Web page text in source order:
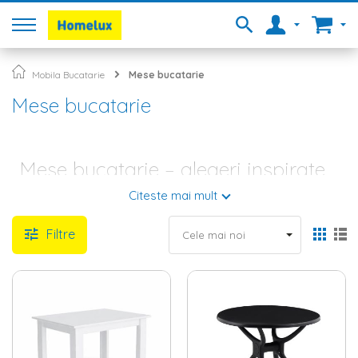
Mobila Bucatarie Mese bucatarie
Mese bucatarie
Mese bucatarie – alegeri inspirate
Masa de bucatarie este obiectul central din bucataria ta, motiv
pentru care este important sa faci aceasta alegere cu atentie.
In primul rand, trebuie sa alegi dimensiunea potrivita, in functie
incaperii si a celorlalte obiecte de mobilier. Ulterior, va trebui sa
care este paleta cromatica preferata. La Homelux gasesti
mobila bucatarie
de inalta calitate, gata sa satisfaca pana si
cele mai pretentioase gusturi.
Citeste mai mult
Filtre